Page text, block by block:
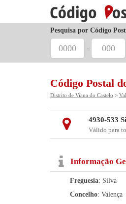
Pesquisa por Código
-
Código Postal
Distrito de Viana do Castelo >
4930-533
Válido para
Informação
Freguesia: Silva
Concelho: Valença